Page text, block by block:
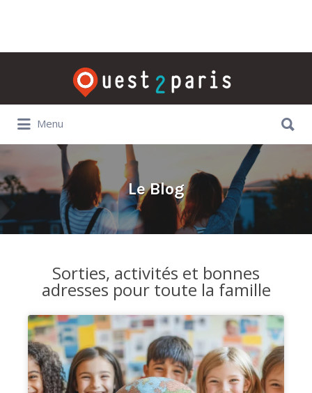
Rechercher:
Menu
Le Blog
Sorties, activités et bonnes
adresses pour toute la famille